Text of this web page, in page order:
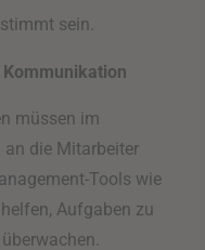
sein.
müssen im
an die Mitarbeiter
Tools wie
Aufgaben zu